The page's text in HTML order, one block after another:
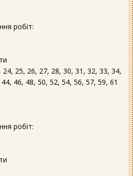
робіт:
24, 25, 26, 27, 28, 30, 31, 32, 33, 34,
46, 48, 50, 52, 54, 56, 57, 59, 61
робіт: